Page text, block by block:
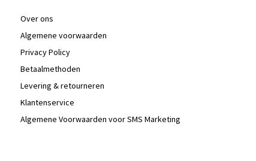
Over ons
Algemene voorwaarden
Privacy Policy
Betaalmethoden
Levering & retourneren
Klantenservice
Algemene Voorwaarden voor SMS Marketing